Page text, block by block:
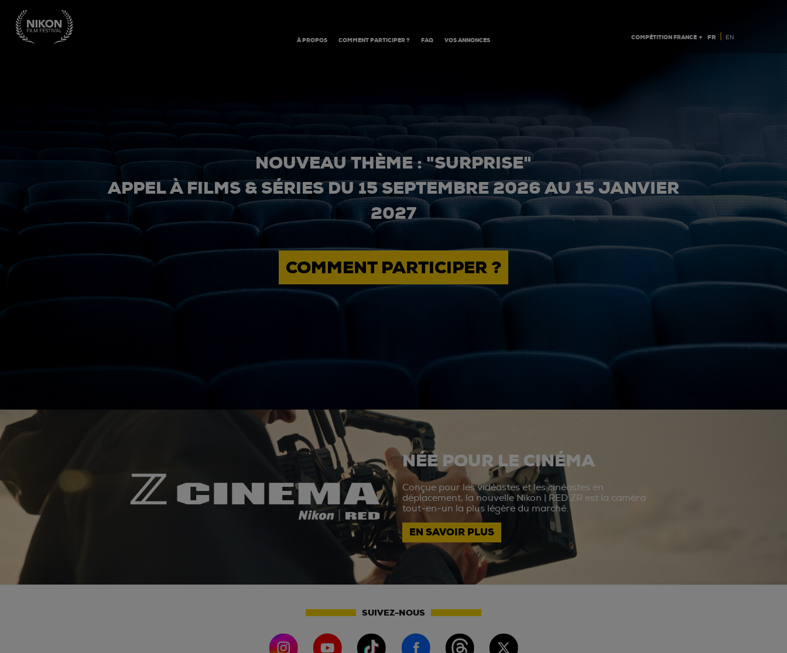
À PROPOS COMMENT PARTICIPER ? FAQ VOS ANNONCES COMPÉTITION FRANCE ▼ FR | EN
NOUVEAU THÈME : "SURPRISE"
APPEL À FILMS & SÉRIES DU 15 SEPTEMBRE 2026 AU 15 JANVIER
2027
COMMENT PARTICIPER ?
NÉE POUR LE CINÉMA
Conçue pour les vidéastes et les cinéastes en
déplacement, la nouvelle Nikon | RED ZR est la caméra
tout-en-un la plus légère du marché.
EN SAVOIR PLUS
SUIVEZ-NOUS